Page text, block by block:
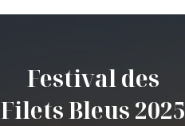
Festival des
Filets Bleus 2025